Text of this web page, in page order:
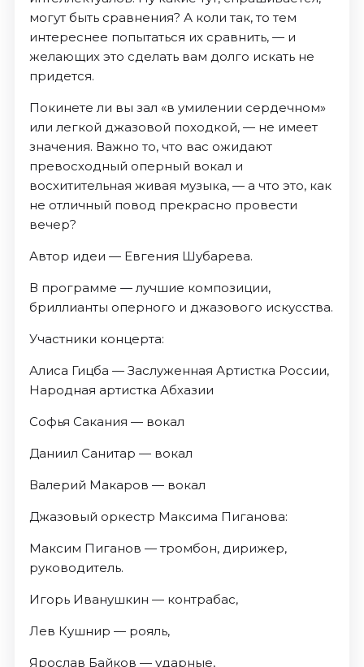
могут быть сравнения? А коли так, то тем
интереснее попытаться их сравнить, — и
желающих это сделать вам долго искать не
придется.
Покинете ли вы зал «в умилении сердечном»
или легкой джазовой походкой, — не имеет
значения. Важно то, что вас ожидают
превосходный оперный вокал и
восхитительная живая музыка, — а что это, как
не отличный повод прекрасно провести
вечер?
Автор идеи — Евгения Шубарева.
В программе — лучшие композиции,
бриллианты оперного и джазового искусства.
Участники концерта:
Алиса Гицба — Заслуженная Артистка России,
Народная артистка Абхазии
Софья Сакания — вокал
Даниил Санитар — вокал
Валерий Макаров — вокал
Джазовый оркестр Максима Пиганова:
Максим Пиганов — тромбон, дирижер,
руководитель.
Игорь Иванушкин — контрабас,
Лев Кушнир — рояль,
Ярослав Байков — ударные,